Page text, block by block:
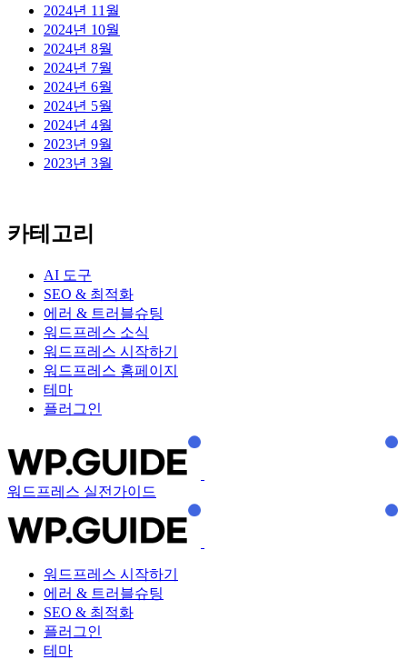
2024년 11월
2024년 10월
2024년 8월
2024년 7월
2024년 6월
2024년 5월
2024년 4월
2023년 9월
2023년 3월
카테고리
AI 도구
SEO & 최적화
에러 & 트러블슈팅
워드프레스 소식
워드프레스 시작하기
워드프레스 홈페이지
테마
플러그인
워드프레스 실전가이드
워드프레스 시작하기
에러 & 트러블슈팅
SEO & 최적화
플러그인
테마